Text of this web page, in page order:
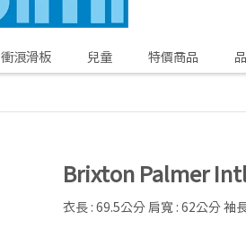
衝浪滑板 兒童 特價商品
Brixton Palmer
衣長 : 69.5公分 肩寬 : 62公分 袖